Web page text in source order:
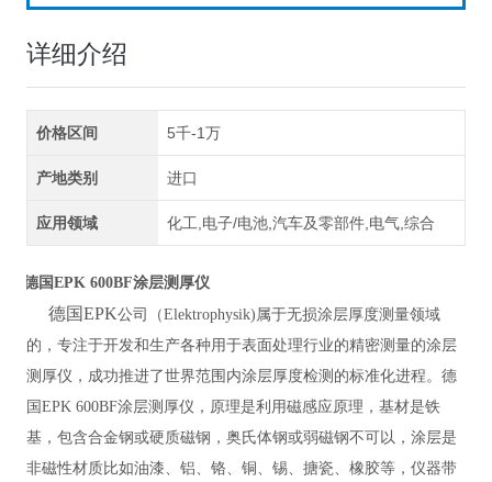
详细介绍
价格区间 5千-1万
产地类别 进口
应用领域 化工,电子/电池,汽车及零部件,电气,综合
德国EPK 600BF涂层测厚仪
德国EPK公司（Elektrophysik)属于无损涂层厚度测量领域
的，专注于开发和生产各种用于表面处理行业的精密测量的涂层
测厚仪，成功推进了世界范围内涂层厚度检测的标准化进程。德
国EPK 600BF涂层测厚仪，原理是利用磁感应原理，基材是铁
基，包含合金钢或硬质磁钢，奥氏体钢或弱磁钢不可以，涂层是
非磁性材质比如油漆、铝、铬、铜、锡、搪瓷、橡胶等，仪器带